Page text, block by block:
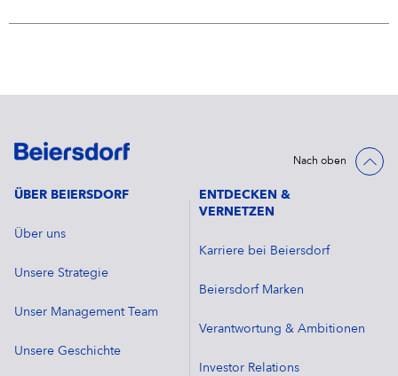
Nach oben
ÜBER BEIERSDORF
Über uns
Unsere Strategie
Unser Management Team
Unsere Geschichte
ENTDECKEN &
VERNETZEN
Karriere bei Beiersdorf
Beiersdorf Marken
Verantwortung & Ambitionen
Investor Relations